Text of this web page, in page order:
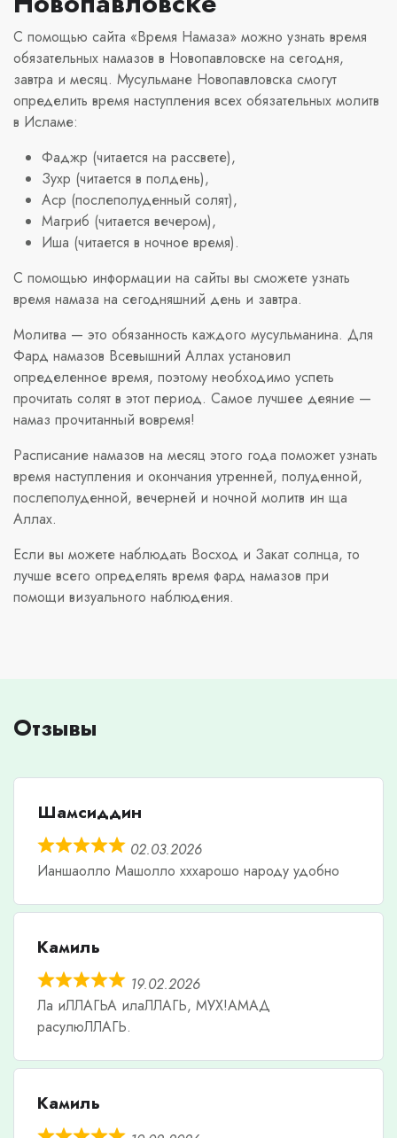
С помощью сайта «Время Намаза» можно узнать время
обязательных намазов в Новопавловске на сегодня,
завтра и месяц. Мусульмане Новопавловска смогут
определить время наступления всех обязательных молитв
в Исламе:
Фаджр (читается на рассвете),
Зухр (читается в полдень),
Аср (послеполуденный солят),
Магриб (читается вечером),
Иша (читается в ночное время).
С помощью информации на сайты вы сможете узнать
время намаза на сегодняшний день и завтра.
Молитва — это обязанность каждого мусульманина. Для
Фард намазов Всевышний Аллах установил
определенное время, поэтому необходимо успеть
прочитать солят в этот период. Самое лучшее деяние —
намаз прочитанный вовремя!
Расписание намазов на месяц этого года поможет узнать
время наступления и окончания утренней, полуденной,
послеполуденной, вечерней и ночной молитв ин ща
Аллах.
Если вы можете наблюдать Восход и Закат солнца, то
лучше всего определять время фард намазов при
помощи визуального наблюдения.
Отзывы
Шамсиддин
02.03.2026
Ианшаолло Машолло хххарошо народу удобно
Камиль
19.02.2026
Ла иЛЛАГЬА илаЛЛАГЬ, МУХ!АМАД
расулюЛЛАГЬ.
Камиль